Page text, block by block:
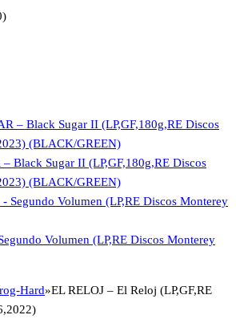
Black Sugar II (LP,GF,180g,RE Discos
(BLACK/GREEN)
Volumen (LP,RE Discos Monterey
Hard»EL RELOJ – El Reloj (LP,GF,RE